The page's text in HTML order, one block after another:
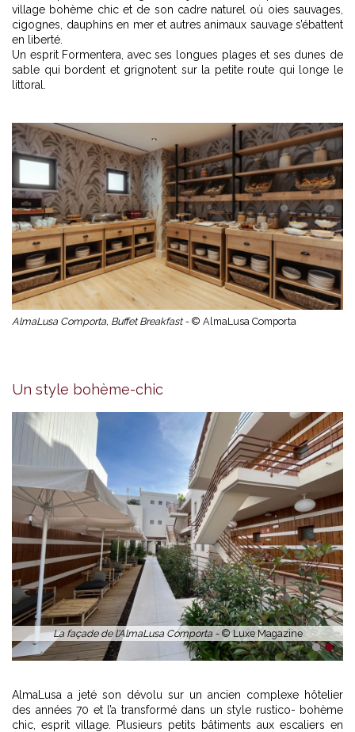
village bohème chic et de son cadre naturel où oies sauvages,
cigognes, dauphins en mer et autres animaux sauvage s’ébattent
en liberté.
Un esprit Formentera, avec ses longues plages et ses dunes de
sable qui bordent et grignotent sur la petite route qui longe le
littoral.
AlmaLusa Comporta, Buffet Breakfast - © AlmaLusa Comporta
Un style bohème-chic
Entrée, salon, Bar -
1 2
AlmaLusa a jeté son dévolu sur un ancien complexe hôtelier
des années 70 et l’a transformé dans un style rustico- bohème
chic, esprit village. Plusieurs petits bâtiments aux escaliers en